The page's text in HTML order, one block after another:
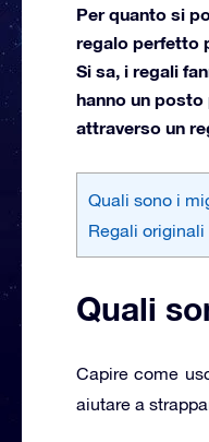
Per quanto si
regalo perfetto
Si sa, i regali
hanno un
attraverso un
Quali sono i
Regali
Quali
Capire come
aiutare a